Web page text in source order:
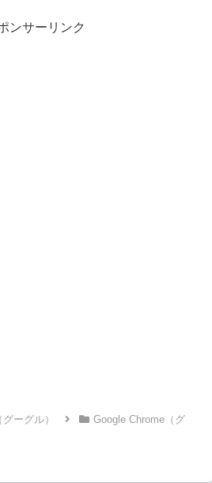
ンサーリンク
ーグル）
Google Chrome（グ